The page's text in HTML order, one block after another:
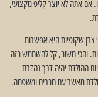
אם אתה לא יוצר קליפ מקצועי,
שקופיות היא אפשרות
והכי חשוב, קל להשתמש בזה
ההולדת יהיה דרך נהדרת
הולדת מאשר עם חברים ומשפחה.